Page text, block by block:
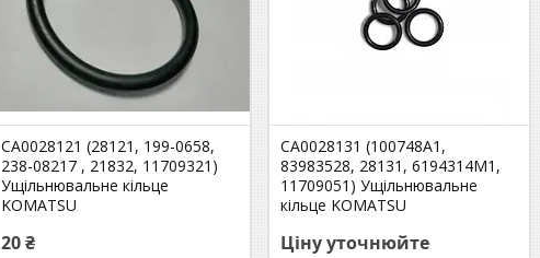
CA0028121 (28121, 199-0658,
238-08217 , 21832, 11709321)
Ущільнювальне кільце
KOMATSU
20 ₴
CA0028131 (100748A1,
83983528, 28131, 6194314M1,
11709051) Ущільнювальне
кільце KOMATSU
Ціну уточнюйте